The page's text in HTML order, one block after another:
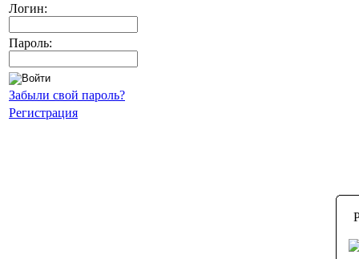
Логин:
Пароль:
Забыли свой пароль?
Регистрация